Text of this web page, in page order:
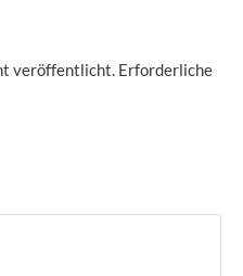
veröffentlicht. Erforderliche